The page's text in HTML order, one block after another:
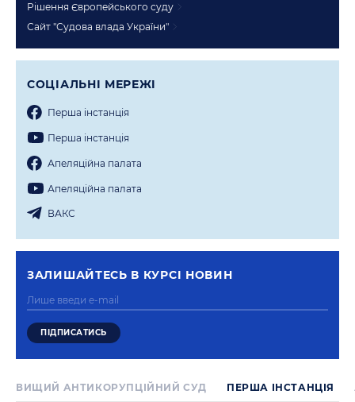
Рішення Європейського суду
Сайт "Судова влада України"
СОЦIАЛЬНI МЕРЕЖI
Перша iнстанцiя
Перша iнстанцiя
Апеляцiйна палата
Апеляцiйна палата
ВАКС
ЗАЛИШАЙТЕСЬ В КУРСI НОВИН
ВИЩИЙ АНТИКОРУПЦІЙНИЙ СУД ПЕРША IНСТАНЦIЯ